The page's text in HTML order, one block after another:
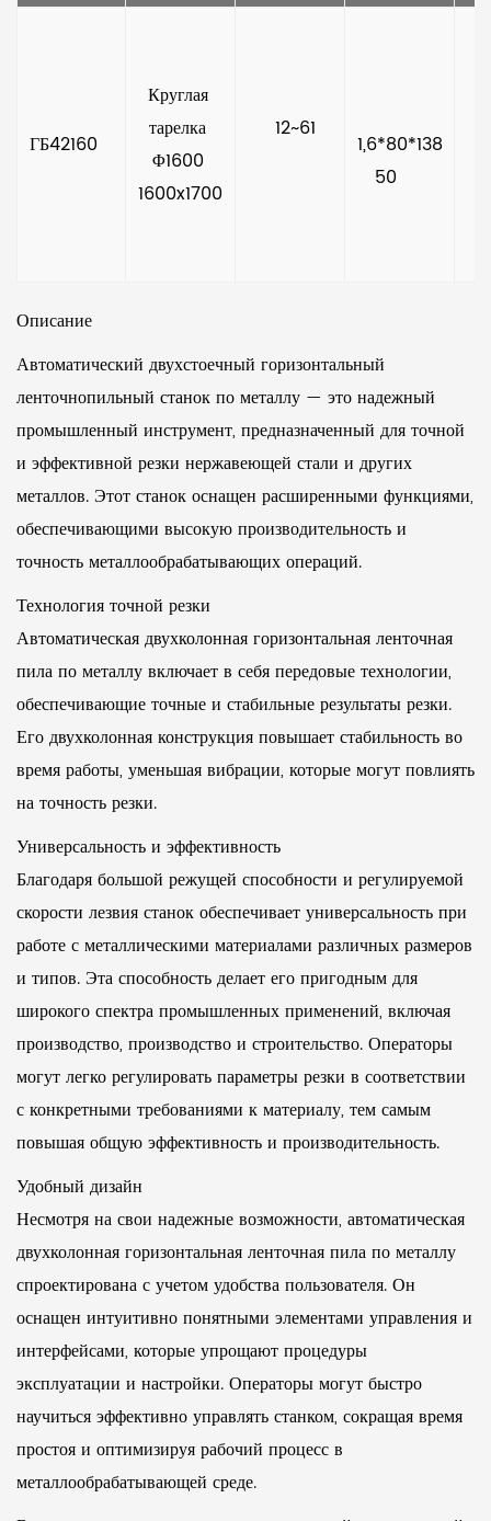
ГБ42160
Круглая
тарелка
Φ1600
1600x1700
1,6*80*138
50
Описание
Автоматический двухстоечный горизонтальный
ленточнопильный станок по металлу — это надежный
промышленный инструмент, предназначенный для точной
и эффективной резки нержавеющей стали и других
металлов. Этот станок оснащен расширенными функциями,
обеспечивающими высокую производительность и
точность металлообрабатывающих операций.
Технология точной резки
Автоматическая двухколонная горизонтальная ленточная
пила по металлу включает в себя передовые технологии,
обеспечивающие точные и стабильные результаты резки.
Его двухколонная конструкция повышает стабильность во
время работы, уменьшая вибрации, которые могут повлиять
на точность резки.
Универсальность и эффективность
Благодаря большой режущей способности и регулируемой
скорости лезвия станок обеспечивает универсальность при
работе с металлическими материалами различных размеров
и типов. Эта способность делает его пригодным для
широкого спектра промышленных применений, включая
производство, производство и строительство. Операторы
могут легко регулировать параметры резки в соответствии
с конкретными требованиями к материалу, тем самым
повышая общую эффективность и производительность.
Удобный дизайн
Несмотря на свои надежные возможности, автоматическая
двухколонная горизонтальная ленточная пила по металлу
спроектирована с учетом удобства пользователя. Он
оснащен интуитивно понятными элементами управления и
интерфейсами, которые упрощают процедуры
эксплуатации и настройки. Операторы могут быстро
научиться эффективно управлять станком, сокращая время
простоя и оптимизируя рабочий процесс в
металлообрабатывающей среде.